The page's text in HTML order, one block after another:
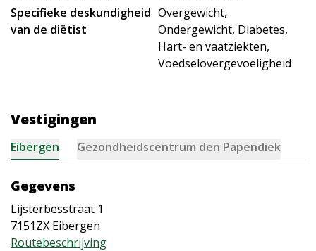
Specifieke deskundigheid
van de diëtist
Overgewicht,
Ondergewicht, Diabetes,
Hart- en vaatziekten,
Voedselovergevoeligheid
Vestigingen
Eibergen Gezondheidscentrum den Papendiek
Gegevens
Lijsterbesstraat 1
7151ZX Eibergen
Routebeschrijving